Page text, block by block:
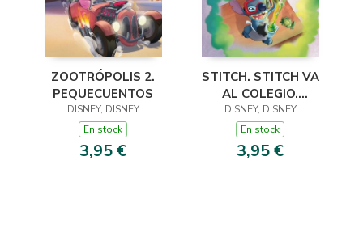
ZOOTRÓPOLIS 2.
PEQUECUENTOS
DISNEY, DISNEY
En stock
3,95 €
STITCH. STITCH VA
AL COLEGIO.
PEQUECUENTOS
DISNEY, DISNEY
En stock
3,95 €